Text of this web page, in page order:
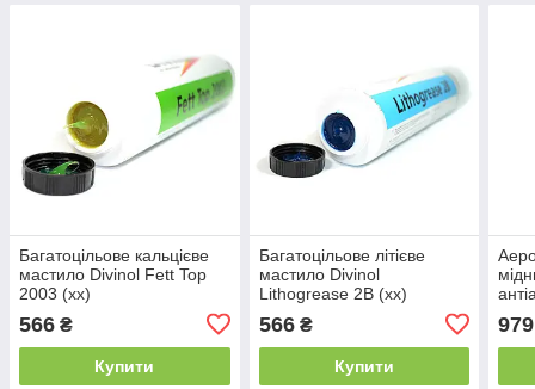
Багатоцільове кальцієве
мастило Divinol Fett Top
2003 (xx)
566 ₴
Купити
Багатоцільове літієве
мастило Divinol
Lithogrease 2B (xx)
566₴
Купити
979